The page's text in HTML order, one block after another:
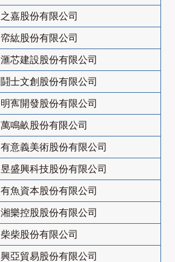
之嘉股份有限公司
帟紘股份有限公司
滙芯建設股份有限公司
鬪士文創股份有限公司
明寯開發股份有限公司
萬鳴畝股份有限公司
有意義美術股份有限公司
昱盛興科技股份有限公司
有魚資本股份有限公司
湘樂控股股份有限公司
柴柴股份有限公司
興亞貿易股份有限公司